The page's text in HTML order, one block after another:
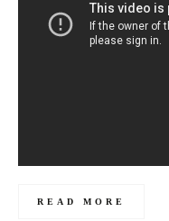
READ MORE